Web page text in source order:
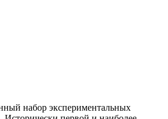
набор экспериментальных